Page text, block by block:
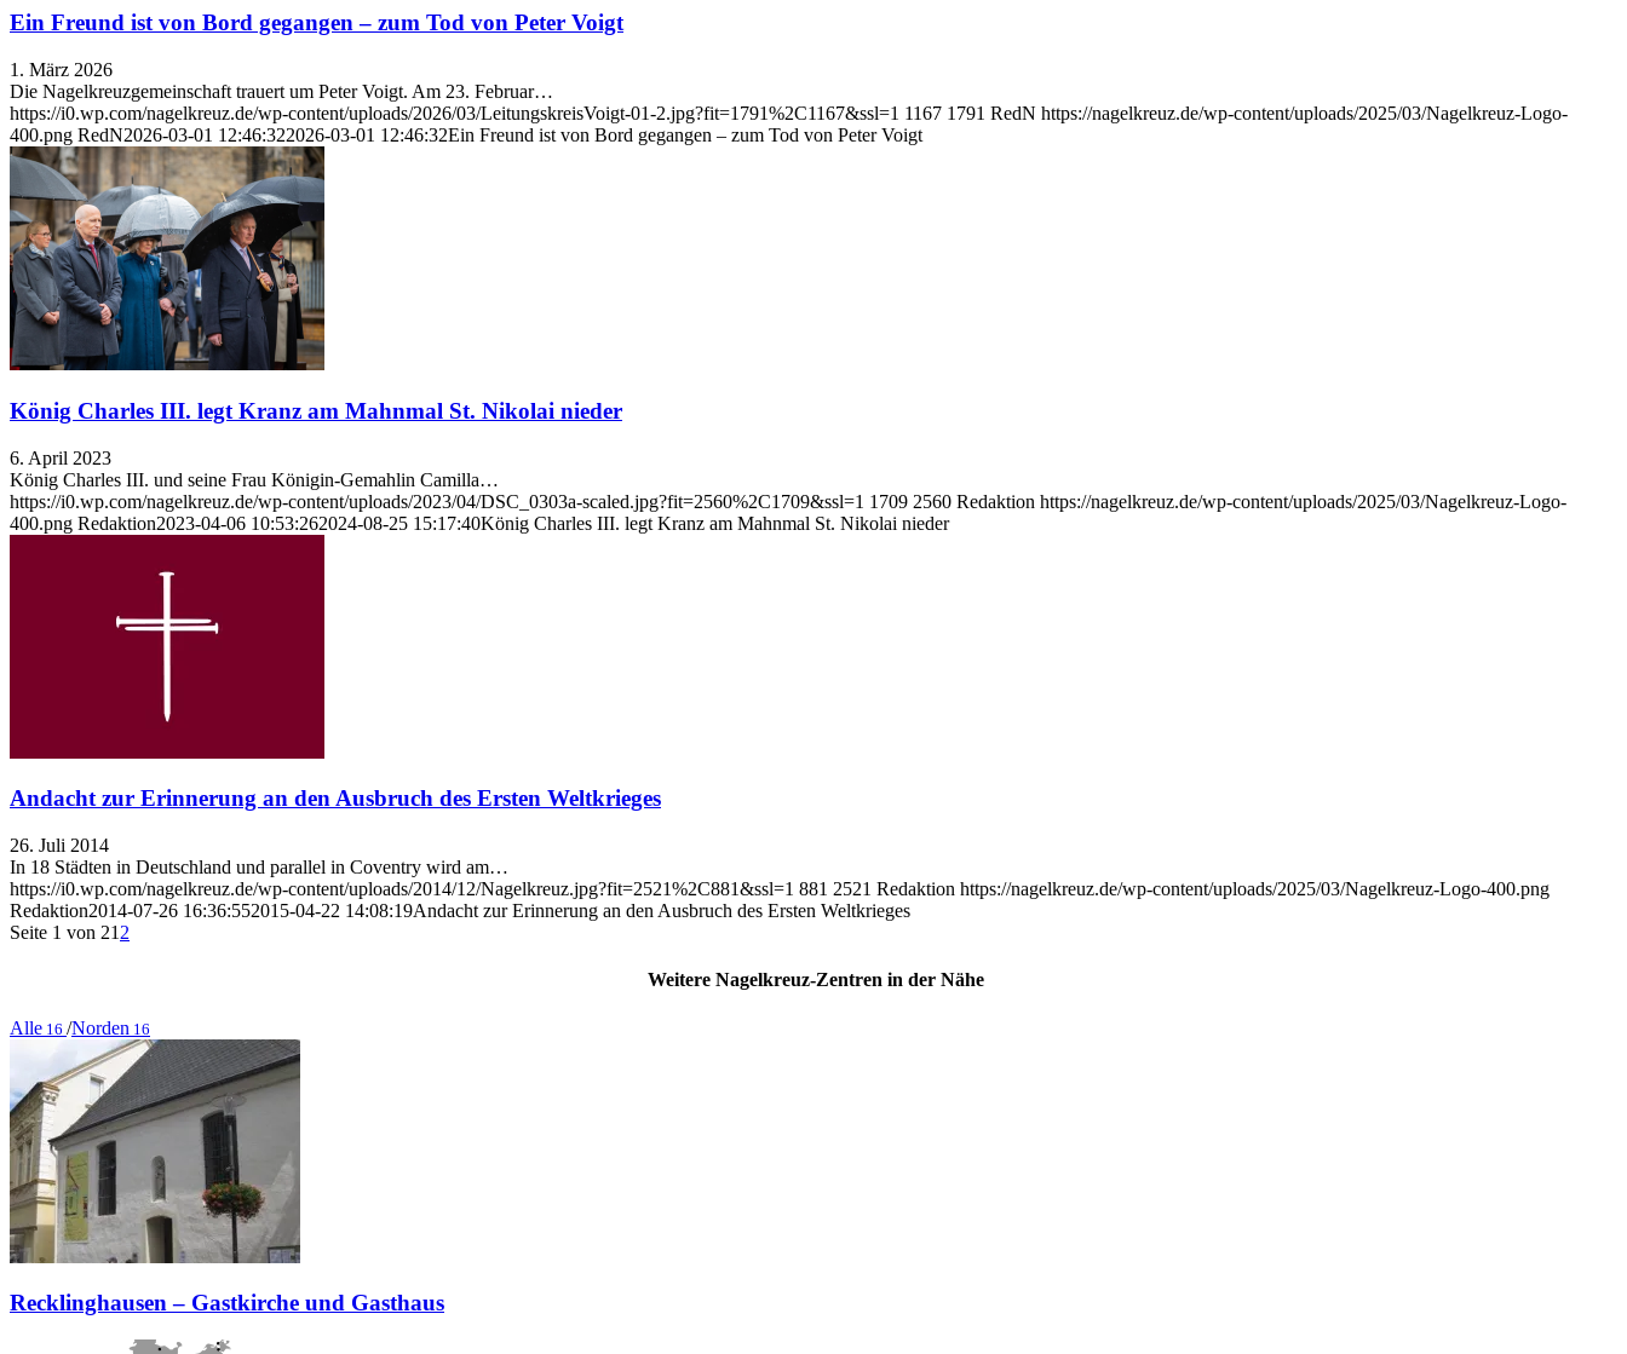
Ein Freund ist von Bord gegangen – zum Tod von Peter Voigt
1. März 2026
Die Nagelkreuzgemeinschaft trauert um Peter Voigt. Am 23. Februar…
https://i0.wp.com/nagelkreuz.de/wp-content/uploads/2026/03/LeitungskreisVoigt-01-2.jpg?fit=1791%2C1167&ssl=1 1167 1791 RedN https://nagelkreuz.de/wp-content/uploads/2025/03/Nagelkreuz-Logo-
400.png RedN2026-03-01 12:46:322026-03-01 12:46:32Ein Freund ist von Bord gegangen – zum Tod von Peter Voigt
König Charles III. legt Kranz am Mahnmal St. Nikolai nieder
6. April 2023
König Charles III. und seine Frau Königin-Gemahlin Camilla…
https://i0.wp.com/nagelkreuz.de/wp-content/uploads/2023/04/DSC_0303a-scaled.jpg?fit=2560%2C1709&ssl=1 1709 2560 Redaktion https://nagelkreuz.de/wp-content/uploads/2025/03/Nagelkreuz-Logo-
400.png Redaktion2023-04-06 10:53:262024-08-25 15:17:40König Charles III. legt Kranz am Mahnmal St. Nikolai nieder
Andacht zur Erinnerung an den Ausbruch des Ersten Weltkrieges
26. Juli 2014
In 18 Städten in Deutschland und parallel in Coventry wird am…
https://i0.wp.com/nagelkreuz.de/wp-content/uploads/2014/12/Nagelkreuz.jpg?fit=2521%2C881&ssl=1 881 2521 Redaktion https://nagelkreuz.de/wp-content/uploads/2025/03/Nagelkreuz-Logo-400.png
Redaktion2014-07-26 16:36:552015-04-22 14:08:19Andacht zur Erinnerung an den Ausbruch des Ersten Weltkrieges
Seite 1 von 21 2
Weitere Nagelkreuz-Zentren in der Nähe
Alle 16 /Norden 16
Recklinghausen – Gastkirche und Gasthaus